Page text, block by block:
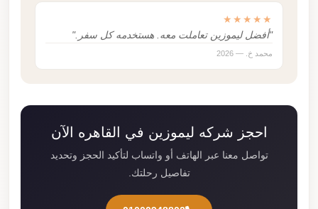
★★★★★
"أفضل ليموزين تعاملت معه. هستخدمه كل سفر."
محمد خ. — 2026
احجز شركه ليموزين في القاهره الآن
تواصل معنا عبر الهاتف أو واتساب لتأكيد الحجز وتحديد
تفاصيل رحلتك.